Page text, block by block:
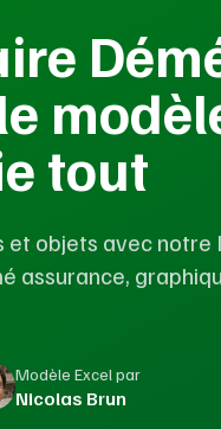
tout
et objets avec
assurance,
Modèle Excel par
Nicolas Brun